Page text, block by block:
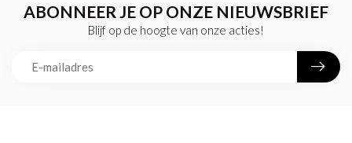
ABONNEER JE OP ONZE NIEUWSBRIEF
Blijf op de hoogte van onze acties!